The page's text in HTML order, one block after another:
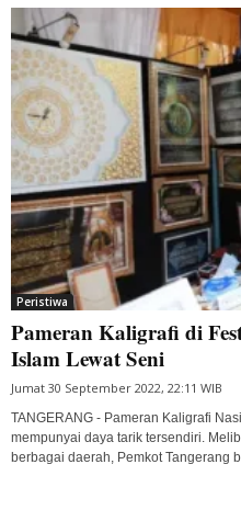
Peristiwa
Pameran Kaligrafi di
Islam Lewat Seni
Jumat 30 September 2022, 22:11 WIB
TANGERANG - Pameran Kaligrafi
mempunyai daya tarik tersendiri.
berbagai daerah, Pemkot Tangerang